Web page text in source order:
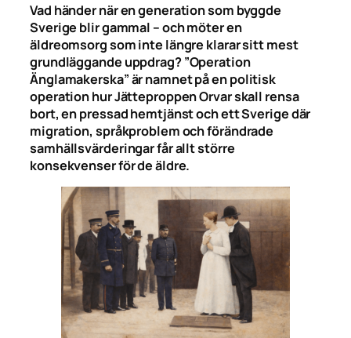
Vad händer när en generation som byggde
Sverige blir gammal – och möter en
äldreomsorg som inte längre klarar sitt mest
grundläggande uppdrag? ”Operation
Änglamakerska” är namnet på en politisk
operation hur Jätteproppen Orvar skall rensa
bort, en pressad hemtjänst och ett Sverige där
migration, språkproblem och förändrade
samhällsvärderingar får allt större
konsekvenser för de äldre.